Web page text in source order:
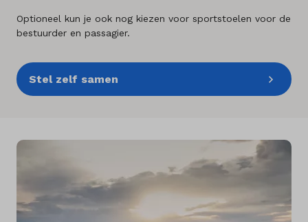
Optioneel kun je ook nog kiezen voor sportstoelen voor de
bestuurder en passagier.
Stel zelf samen